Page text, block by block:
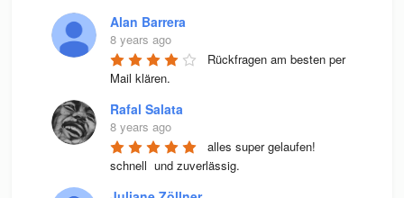
Alan Barrera
8 years ago
Rückfragen am besten per
Mail klären.
Rafal Salata
8 years ago
alles super gelaufen!
schnell  und zuverlässig.